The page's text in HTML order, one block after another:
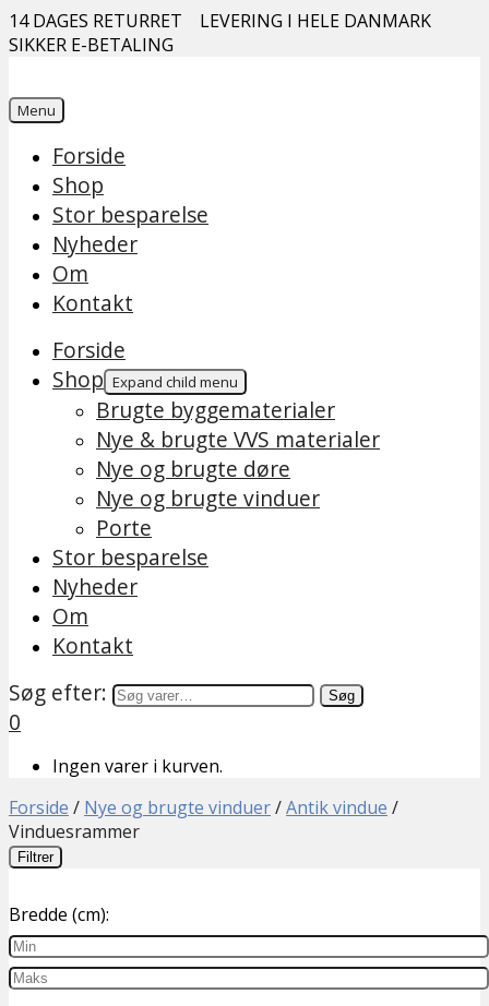
14 DAGES RETURRET LEVERING I HELE DANMARK
SIKKER E-BETALING
Menu
Forside
Shop
Stor besparelse
Nyheder
Om
Kontakt
Forside
Shop Expand child menu
Brugte byggematerialer
Nye & brugte VVS materialer
Nye og brugte døre
Nye og brugte vinduer
Porte
Stor besparelse
Nyheder
Om
Kontakt
Søg efter:
Søg
0
Ingen varer i kurven.
Forside / Nye og brugte vinduer/Antik vindue /
Vinduesrammer
Filtrer
Bredde (cm):